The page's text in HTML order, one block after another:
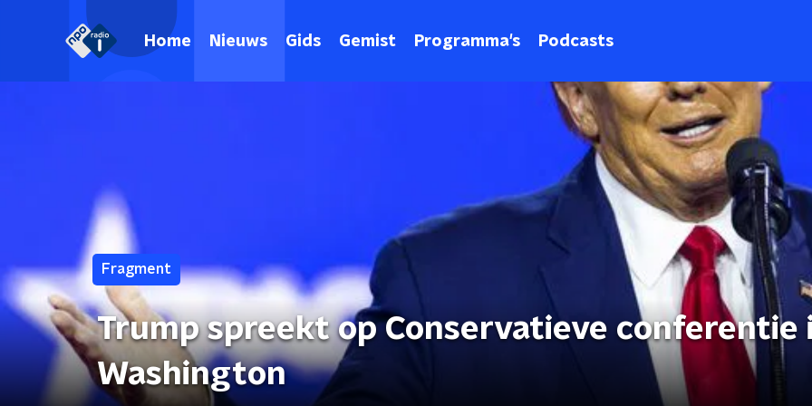
Home Nieuws Gids Gemist Programma's Podcasts
Fragment
Trump spreekt op Conservatieve conferentie
Washington